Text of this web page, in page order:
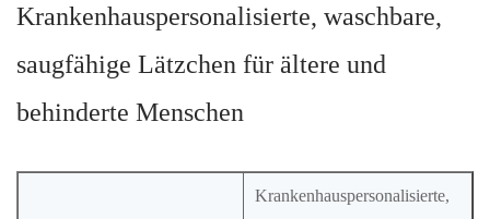
Krankenhauspersonalisierte, waschbare,
saugfähige Lätzchen für ältere und
behinderte Menschen
Krankenhauspersonalisierte,